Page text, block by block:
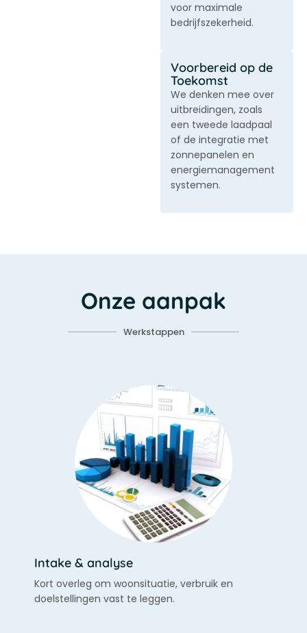
voor maximale
bedrijfszekerheid.
Voorbereid op de
Toekomst
We denken mee over
uitbreidingen, zoals
een tweede laadpaal
of de integratie met
zonnepanelen en
energiemanagement
systemen.
Onze aanpak
Werkstappen
Intake & analyse
Kort overleg om woonsituatie, verbruik en
doelstellingen vast te leggen.